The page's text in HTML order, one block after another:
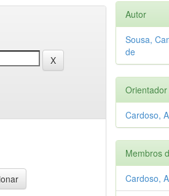
Autor
Sousa,
de
Orientador
Cardoso,
Membros
Cardoso,